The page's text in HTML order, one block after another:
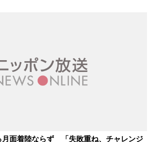
月面着陸ならず 「失敗重ね、チャレンジ